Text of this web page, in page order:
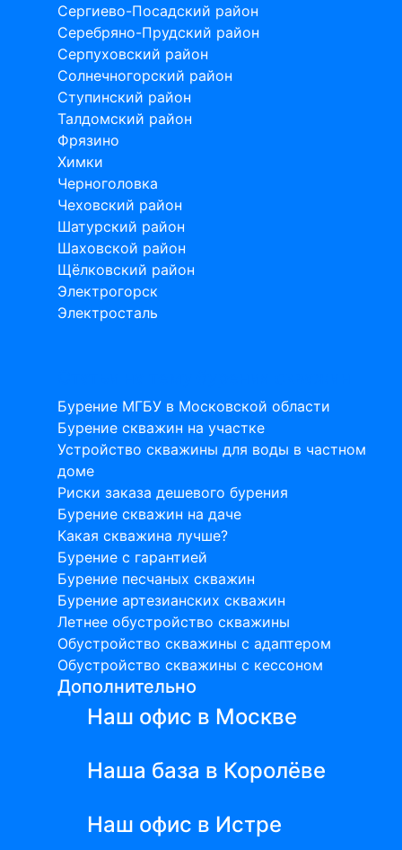
Сергиево-Посадский район
Серебряно-Прудский район
Серпуховский район
Солнечногорский район
Ступинский район
Талдомский район
Фрязино
Химки
Черноголовка
Чеховский район
Шатурский район
Шаховской район
Щёлковский район
Электрогорск
Электросталь
Бурение МГБУ в Московской области
Бурение скважин на участке
Устройство скважины для воды в частном
доме
Риски заказа дешевого бурения
Бурение скважин на даче
Какая скважина лучше?
Бурение с гарантией
Бурение песчаных скважин
Бурение артезианских скважин
Летнее обустройство скважины
Обустройство скважины с адаптером
Обустройство скважины с кессоном
Дополнительно
Наш офис в Москве
Наша база в Королёве
Наш офис в Истре